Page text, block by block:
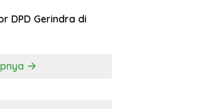
DPD Gerindra di